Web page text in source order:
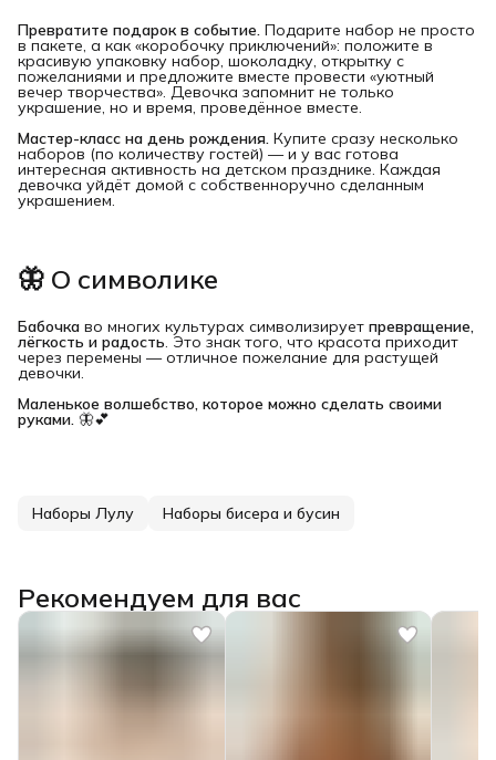
Превратите подарок в событие. Подарите набор не просто
в пакете, а как «коробочку приключений»: положите в
красивую упаковку набор, шоколадку, открытку с
пожеланиями и предложите вместе провести «уютный
вечер творчества». Девочка запомнит не только
украшение, но и время, проведённое вместе.
Мастер-класс на день рождения. Купите сразу несколько
наборов (по количеству гостей) — и у вас готова
интересная активность на детском празднике. Каждая
девочка уйдёт домой с собственноручно сделанным
украшением.
🦋 О символике
Бабочка во многих культурах символизирует превращение,
лёгкость и радость. Это знак того, что красота приходит
через перемены — отличное пожелание для растущей
девочки.
Маленькое волшебство, которое можно сделать своими
руками. 🦋💕
Наборы Лулу Наборы бисера и бусин
Рекомендуем для вас